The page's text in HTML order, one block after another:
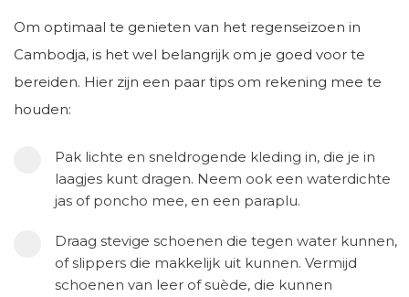
Om optimaal te genieten van het regenseizoen in
Cambodja, is het wel belangrijk om je goed voor te
bereiden. Hier zijn een paar tips om rekening mee te
houden:
Pak lichte en sneldrogende kleding in, die je in
laagjes kunt dragen. Neem ook een waterdichte
jas of poncho mee, en een paraplu.
Draag stevige schoenen die tegen water kunnen,
of slippers die makkelijk uit kunnen. Vermijd
schoenen van leer of suède, die kunnen